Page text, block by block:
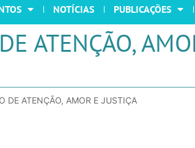
NOTÍCIAS PUBLICAÇÕES
ATENÇÃO,
DE ATENÇÃO, AMOR E JUSTIÇA